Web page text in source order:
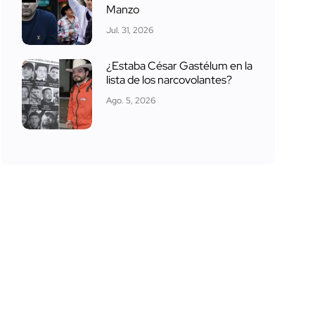
Manzo
Jul. 31, 2026
¿Estaba César Gastélum en la
lista de los narcovolantes?
Ago. 5, 2026